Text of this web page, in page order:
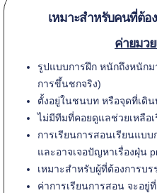
เหมาะสำหรับคนที่ต้อ
ค่ายมว
รูปแบบการฝึก หนักถึงหนักม
การขึ้นชกจริง)
ตั้งอยู่ในชนบท หรือจุดที่เดิน
ไม่มีทีมที่คอยดูแลช่วยเหลือ
การเรียนการสอนเรียนแบ
และอาจเจอปัญหาเรื่องฝุ่น
เหมาะสำหรับผู้ที่ต้องการบร
ค่าการเรียนการสอน จะอยู่